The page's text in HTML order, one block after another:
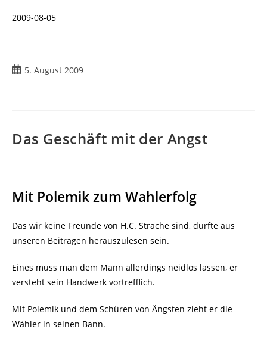
2009-08-05
Beitrag5. August 2009
Das Geschäft mit der Angst
Mit Polemik zum Wahlerfolg
Das wir keine Freunde von H.C. Strache sind, dürfte aus
unseren Beiträgen herauszulesen sein.
Eines muss man dem Mann allerdings neidlos lassen, er
versteht sein Handwerk vortrefflich.
Mit Polemik und dem Schüren von Ängsten zieht er die
Wähler in seinen Bann.